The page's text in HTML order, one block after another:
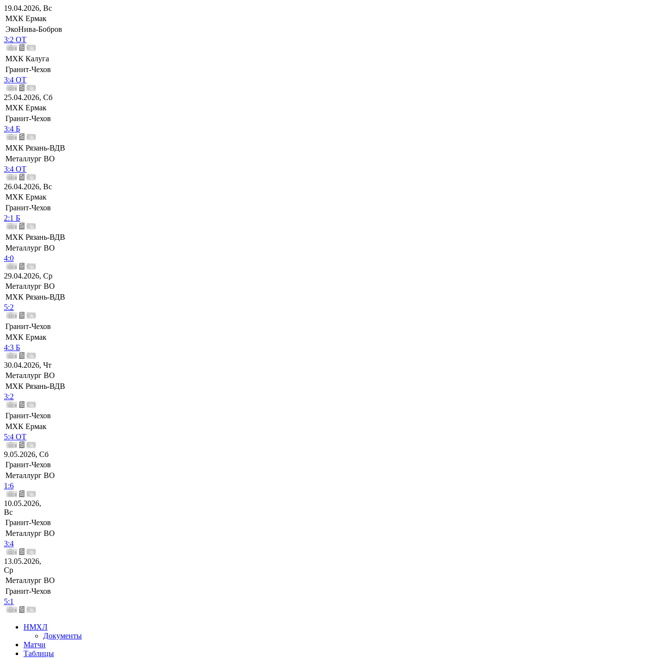
19.04.2026, Вс
МХК Ермак
ЭкоНива-Бобров
3:2 ОТ
МХК Калуга
Гранит-Чехов
3:4 ОТ
25.04.2026, Сб
МХК Ермак
Гранит-Чехов
3:4 Б
МХК Рязань-ВДВ
Металлург ВО
3:4 ОТ
26.04.2026, Вс
МХК Ермак
Гранит-Чехов
2:1 Б
МХК Рязань-ВДВ
Металлург ВО
4:0
29.04.2026, Ср
Металлург ВО
МХК Рязань-ВДВ
5:2
Гранит-Чехов
МХК Ермак
4:3 Б
30.04.2026, Чт
Металлург ВО
МХК Рязань-ВДВ
3:2
Гранит-Чехов
МХК Ермак
5:4 ОТ
9.05.2026, Сб
Гранит-Чехов
Металлург ВО
1:6
10.05.2026,
Вс
Гранит-Чехов
Металлург ВО
3:4
13.05.2026,
Ср
Металлург ВО
Гранит-Чехов
5:1
НМХЛ
Документы
Матчи
Таблицы